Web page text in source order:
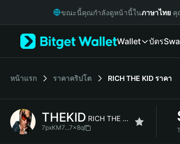
Русский
Italiano
简体中文
繁體中文
ขณะนี้คุณกำลังดูหน้านี้ในภาษาไทย คุ
Wallet บัตร
หน้าแรก ราคาคริปโต RICH THE KIDราคา
THEKID RICH THE KID
7pxKM7...7x8q